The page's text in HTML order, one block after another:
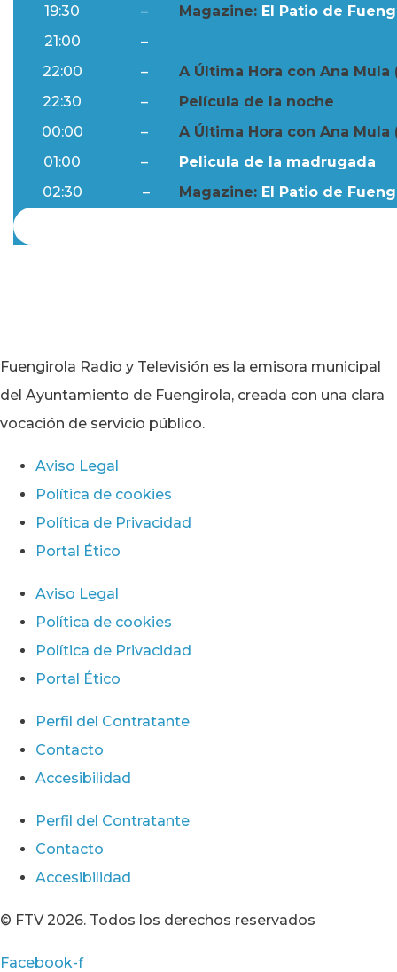
19:30 – Magazine: El Patio de
21:00
–
22:00
–
A Última Hora con Ana Mula
22:30
–
Película de la noche
00:00
–
A Última Hora con Ana Mula
01:00
–
Pelicula de la madrugada
02:30
– Magazine: El Patio de
Fuengirola Radio y Televisión es la emisora municipal
del Ayuntamiento de Fuengirola, creada con una clara
vocación de servicio público.
Aviso Legal
Política de cookies
Política de Privacidad
Portal Ético
Aviso Legal
Política de cookies
Política de Privacidad
Portal Ético
Perfil del Contratante
Contacto
Accesibilidad
Perfil del Contratante
Contacto
Accesibilidad
© FTV 2026. Todos los derechos reservados
Facebook-f